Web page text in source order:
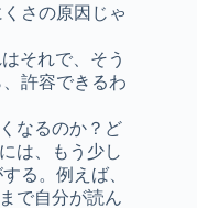
さの原因じゃ
それで、そう
許容できるわ
なるのか？ど
は、もう少し
る。例えば、
で自分が読ん